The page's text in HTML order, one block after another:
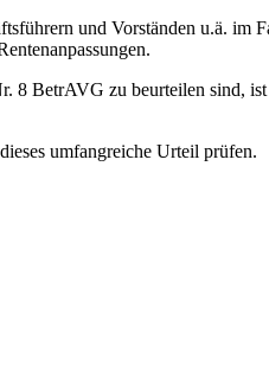
und Vorständen u.ä.
BetrAVG zu beurteilen sind,
umfangreiche Urteil prüfen.